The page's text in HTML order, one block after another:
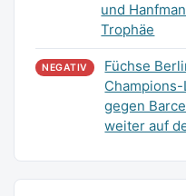
und
Trophäe
NEGATIV
Füchse
gegen
weiter auf